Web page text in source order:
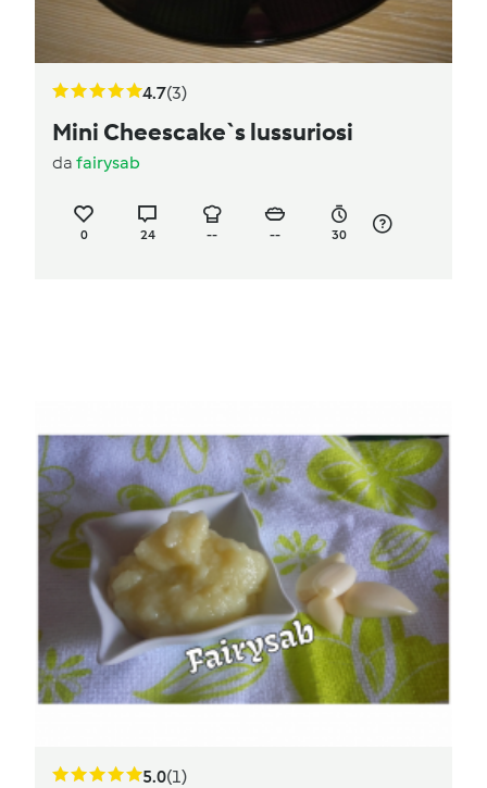
4.7(3)
Mini Cheescake`s lussuriosi
da fairysab
0 24 -- -- 30
5.0(1)